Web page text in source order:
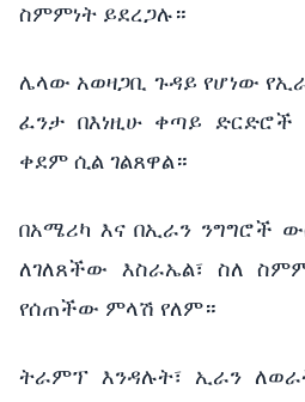
ስምምነት ይደረጋሉ።
ሌላው አወዛጋቢ ጉዳይ የሆነው
ፈንታ በእነዚሁ ቀጣይ
ቀደም ሲል ገልጸዋል።
በአሜሪካ እና በኢራን ንግግሮች
ለገለጸችው እስራኤል፣ ስለ
የሰጠችው ምላሽ የለም።
ትራምፕ እንዳሉት፣ ኢራን